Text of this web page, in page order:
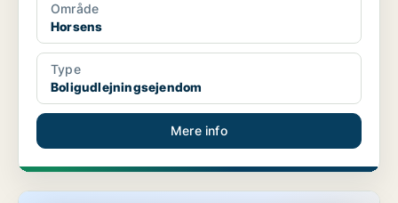
Område
Horsens
Type
Boligudlejningsejendom
Mere info
Boligudlejningsejendom i Struer